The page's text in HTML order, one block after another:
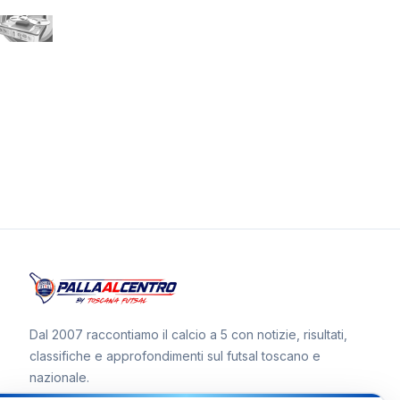
Dal 2007 raccontiamo il calcio a 5 con notizie, risultati,
classifiche e approfondimenti sul futsal toscano e
nazionale.